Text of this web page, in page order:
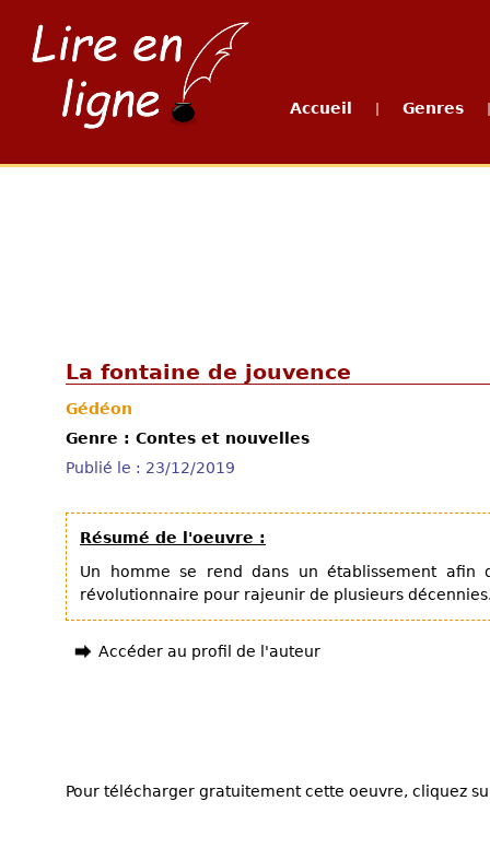
Accueil Genres
La fontaine de jouvence
Gédéon
Genre : Contes et nouvelles
Publié le : 23/12/2019
Résumé de l'oeuvre :
Un homme se rend dans un établissement afin
révolutionnaire pour rajeunir de plusieurs
Accéder au profil de l'auteur
Pour télécharger gratuitement cette oeuvre, cliquez